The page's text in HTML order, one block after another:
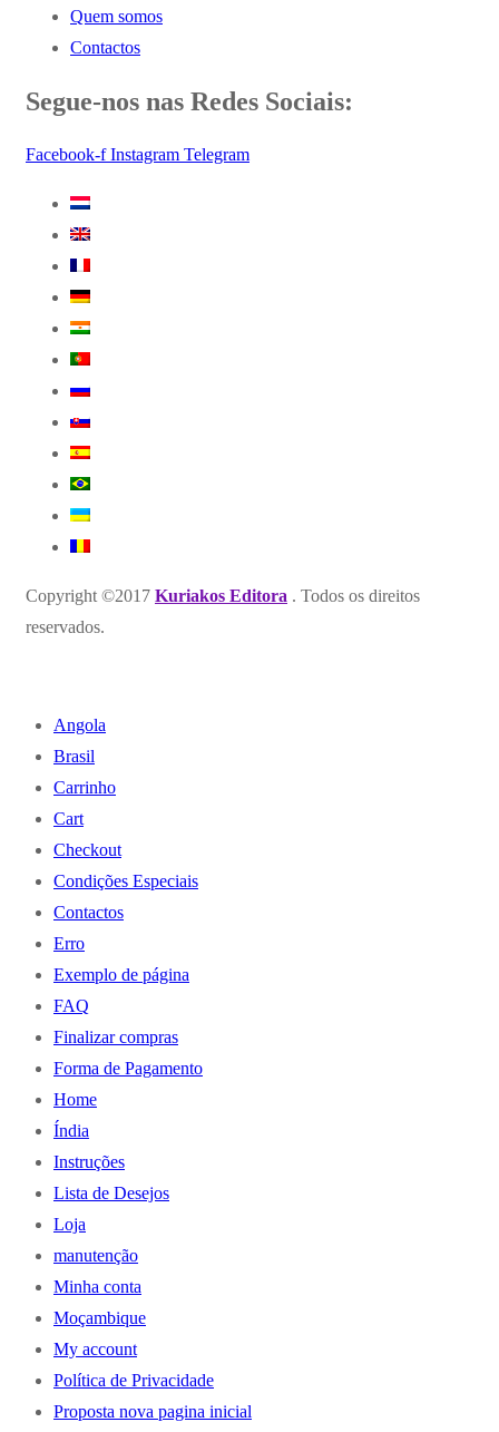
Quem somos
Contactos
Segue-nos nas Redes Sociais:
Facebook-f Instagram Telegram
Copyright ©2017 Kuriakos Editora . Todos os direitos
reservados.
Angola
Brasil
Carrinho
Cart
Checkout
Condições Especiais
Contactos
Erro
Exemplo de página
FAQ
Finalizar compras
Forma de Pagamento
Home
Índia
Instruções
Lista de Desejos
Loja
manutenção
Minha conta
Moçambique
My account
Política de Privacidade
Proposta nova pagina inicial